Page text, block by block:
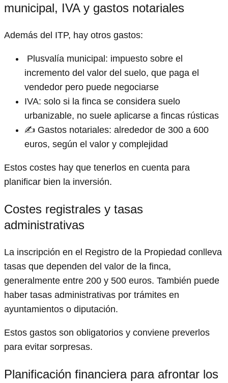
municipal, IVA y gastos notariales
Además del ITP, hay otros gastos:
️ Plusvalía municipal: impuesto sobre el
incremento del valor del suelo, que paga el
vendedor pero puede negociarse
IVA: solo si la finca se considera suelo
urbanizable, no suele aplicarse a fincas rústicas
✍️ Gastos notariales: alrededor de 300 a 600
euros, según el valor y complejidad
Estos costes hay que tenerlos en cuenta para
planificar bien la inversión.
Costes registrales y tasas
administrativas
La inscripción en el Registro de la Propiedad conlleva
tasas que dependen del valor de la finca,
generalmente entre 200 y 500 euros. También puede
haber tasas administrativas por trámites en
ayuntamientos o diputación.
Estos gastos son obligatorios y conviene preverlos
para evitar sorpresas.
Planificación financiera para afrontar los